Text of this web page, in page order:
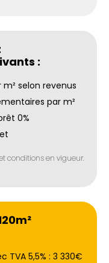
:
selon revenus
par m²
0%
conditions en vigueur.
5,5% : 3 330€